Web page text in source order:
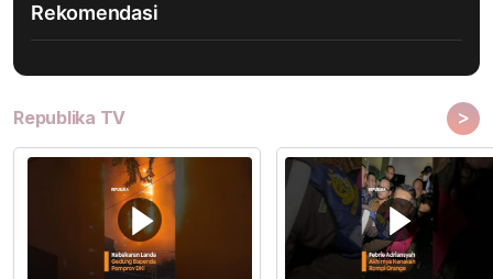
Rekomendasi
Republika TV >